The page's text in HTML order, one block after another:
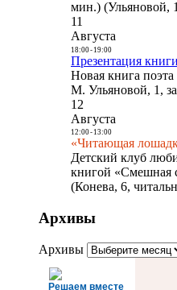
мин.) (Ульяновой,
11
Августа
18:00- 19:00
Презентация
Новая книга
М. Ульяновой, 1,
12
Августа
12:00- 13:00
«Читающая
Детский клуб
книгой «Смешная
(Конева, 6,
Архивы
Архивы
Решаем вместе